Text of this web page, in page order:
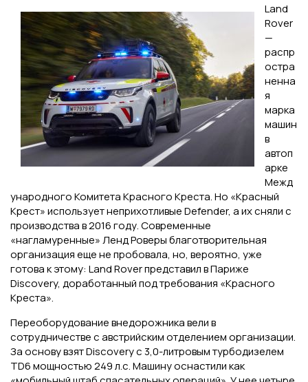
Land
Rover
—
распр
остра
ненна
я
марка
машин
в
автоп
арке
Межд
ународного Комитета Красного Креста. Но «Красный
Крест» использует неприхотливые Defender, а их сняли с
производства в 2016 году. Современные
«нагламуренные» Ленд Роверы благотворительная
организация еще не пробовала, но, вероятно, уже
готова к этому: Land Rover представил в Париже
Discovery, доработанный под требования «Красного
Креста».
Переоборудование внедорожника вели в
сотрудничестве с австрийским отделением организации.
За основу взят Discovery с 3,0-литровым турбодизелем
TD6 мощностью 249 л.с. Машину оснастили как